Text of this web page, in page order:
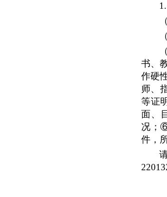
（
（
（
书、
作硬
师、
等证
面、
况；
件，